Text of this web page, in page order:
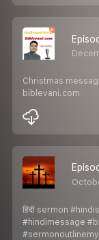
Christmas
biblevani.com
हिंदी sermon
#hindimessage